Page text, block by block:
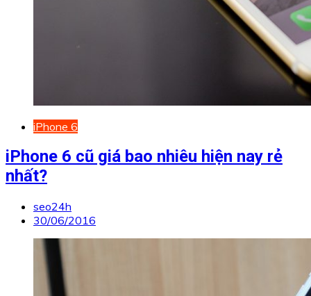
iPhone 6
iPhone 6 cũ giá bao nhiêu hiện nay rẻ
nhất?
seo24h
30/06/2016